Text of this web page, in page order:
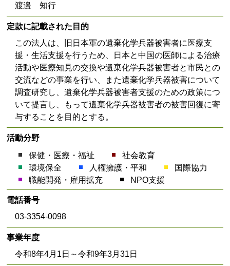
渡邉 知行
定款に記載された目的
この法人は、旧日本軍の遺棄化学兵器被害者に医療支
援・生活支援を行うため、日本と中国の医師による治療
活動や医療知見の交換や遺棄化学兵器被害者と市民との
交流などの事業を行い、また遺棄化学兵器被害について
調査研究し、遺棄化学兵器被害者支援のための政策につ
いて提言し、もって遺棄化学兵器被害者の被害回復に寄
与することを目的とする。
活動分野
保健・医療・福祉
社会教育
環境保全
人権擁護・平和
国際協力
職能開発・雇用拡充
NPO支援
電話番号
03-3354-0098
事業年度
令和8年4月1日～令和9年3月31日